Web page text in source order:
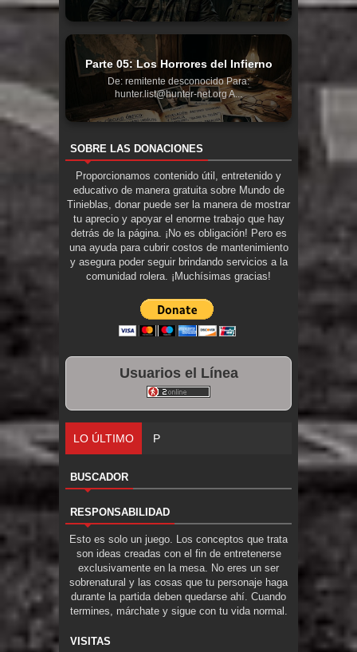
Parte 05: Los Horrores del Infierno
De: remitente desconocido Para:
hunter.list@hunter-net.org A...
SOBRE LAS DONACIONES
Proporcionamos contenido útil, entretenido y
educativo de manera gratuita sobre Mundo de
Tinieblas, donar puede ser la manera de mostrar
tu aprecio y apoyar el enorme trabajo que hay
detrás de la página. ¡No es obligación! Pero es
una ayuda para cubrir costos de mantenimiento
y asegura poder seguir brindando servicios a la
comunidad rolera. ¡Muchísimas gracias!
Usuarios el Línea
LO ÚLTIMO Parte 06: El Trato con los Muertos
BUSCADOR
RESPONSABILIDAD
Esto es solo un juego. Los conceptos que trata
son ideas creadas con el fin de entretenerse
exclusivamente en la mesa. No eres un ser
sobrenatural y las cosas que tu personaje haga
durante la partida deben quedarse ahí. Cuando
termines, márchate y sigue con tu vida normal.
VISITAS